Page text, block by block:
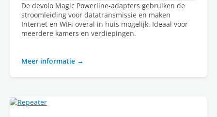
De devolo Magic Powerline-adapters gebruiken de
stroomleiding voor datatransmissie en maken
Internet en WiFi overal in huis mogelijk. Ideaal voor
meerdere kamers en verdiepingen.
Meer informatie